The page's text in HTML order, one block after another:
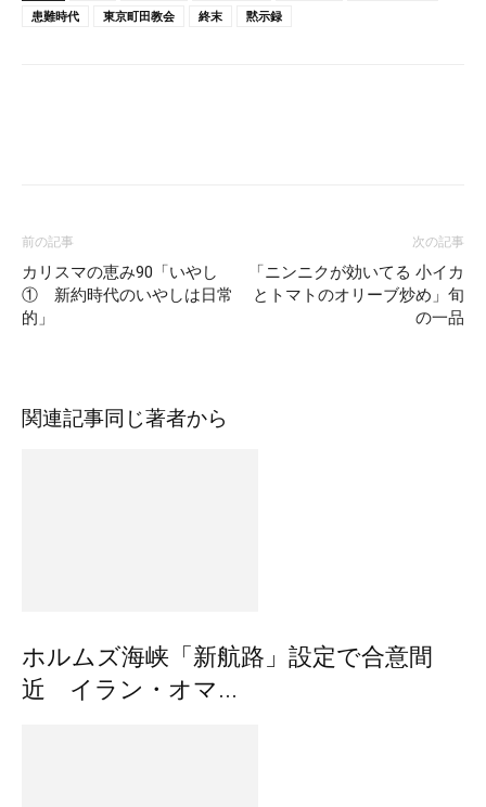
患難時代
東京町田教会 終末 黙示録
前の記事
カリスマの恵み90「いやし
① 新約時代のいやしは日常
的」
次の記事
「ニンニクが効いてる 小イカ
とトマトのオリーブ炒め」旬
の一品
関連記事同じ著者から
ホルムズ海峡「新航路」設定で合意間
近 イラン・オマ...